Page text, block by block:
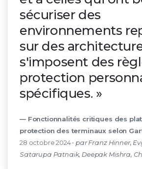
sécuriser des
environnements
sur des
s'imposent des
protection
spécifiques. »
— Fonctionnalités critiques des
protection des terminaux selon
28 octobre 2024 • par Franz Hinner,
Satarupa Patnaik, Deepak Mishra,